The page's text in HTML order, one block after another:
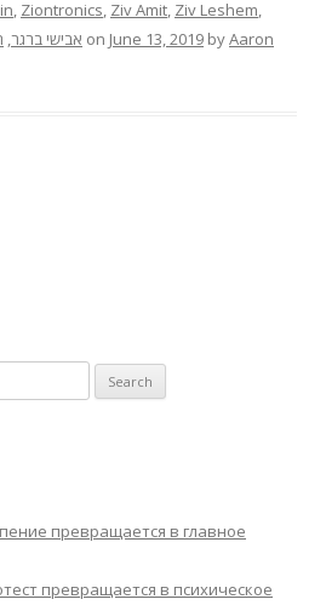
, Ziontronics, Ziv Amit, Ziv Leshem,
אבישי ברגר, on June 13, 2019 byAaron
превращается в главное
превращается в психическое